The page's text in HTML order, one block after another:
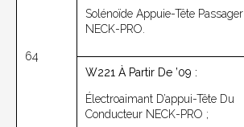
64
Solénoïde Appuie-Tête Passager
NECK-PRO.
W221 À Partir De ’09 :
Électroaimant D’appui-Tête Du
Conducteur NECK-PRO ;